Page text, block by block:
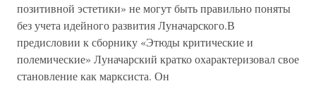
позитивной эстетики» не могут быть правильно поняты
без учета идейного развития Луначарского.В
предисловии к сборнику «Этюды критические и
полемические» Луначарский кратко охарактеризовал свое
становление как марксиста. Он